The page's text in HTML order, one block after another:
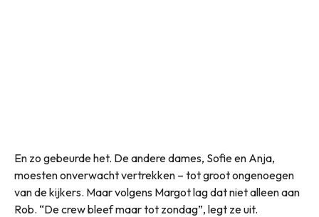
En zo gebeurde het. De andere dames, Sofie en Anja,
moesten onverwacht vertrekken – tot groot ongenoegen
van de kijkers. Maar volgens Margot lag dat niet alleen aan
Rob. “De crew bleef maar tot zondag”, legt ze uit.